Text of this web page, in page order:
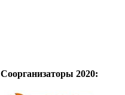
Соорганизаторы 2020: